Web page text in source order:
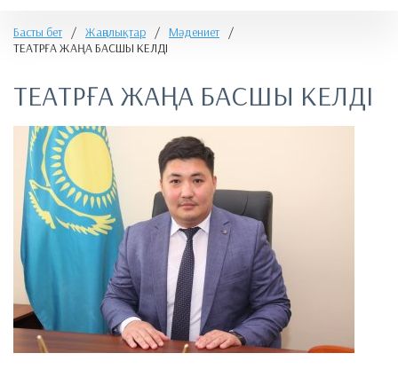
Басты бет / Жаңалықтар / Мәдениет
/
​ТЕАТРҒА ЖАҢА БАСШЫ КЕЛДІ
​ТЕАТРҒА ЖАҢА БАСШЫ КЕЛДІ